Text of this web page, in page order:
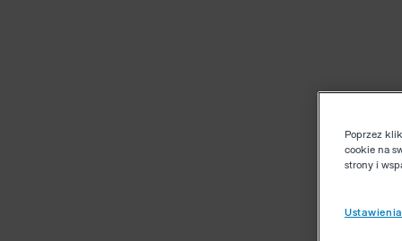
Poprzez
cookie na
strony i